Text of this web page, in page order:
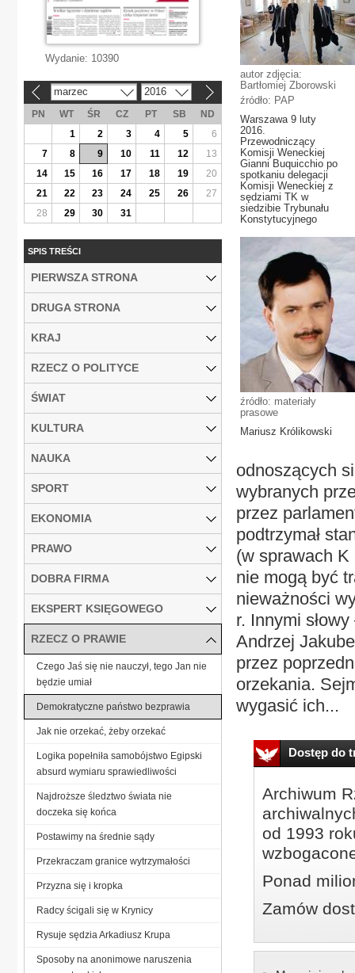
autor zdjęcia:
Bartłomiej Zborowski
źródło: PAP
Warszawa 9 luty
2016.
Przewodniczący
Komisji Weneckiej
Gianni Buquicchio po
spotkaniu delegacji
Komisji Weneckiej z
sędziami TK w
siedzibie Trybunału
Konstytucyjnego
źródło: materiały
prasowe
Mariusz Królikowski
odnoszących
wybranych
przez
podtrzymał
(w sprawach K
nie mogą być
nieważności
r. Innymi
Andrzej
przez
orzekania.
wygasić ich...
Dostęp do
Archiwum
od 1993
Ponad
Zamów
Wydanie: 10390
marzec 2016
PN WT ŚR CZ PT SB
ND
1
2 3 4 5
6
7
8 9 10 11 12
13
14
15 16 17 18 19
20
21
22 23 24 25 26
27
28
29 30 31
SPIS TREŚCI
PIERWSZA STRONA
DRUGA STRONA
KRAJ
RZECZ O POLITYCE
ŚWIAT
KULTURA
NAUKA
SPORT
EKONOMIA
PRAWO
DOBRA FIRMA
EKSPERT KSIĘGOWEGO
RZECZ O PRAWIE
Czego Jaś się nie nauczył, tego Jan nie
będzie umiał
Demokratyczne państwo bezprawia
Jak nie orzekać, żeby orzekać
Logika popełniła samobójstwo Egipski
absurd wymiaru sprawiedliwości
Najdroższe śledztwo świata nie
doczeka się końca
Postawimy na średnie sądy
Przekraczam granice wytrzymałości
Przyzna się i kropka
Radcy ścigali się w Krynicy
Rysuje sędzia Arkadiusz Krupa
Sposoby na anonimowe naruszenia